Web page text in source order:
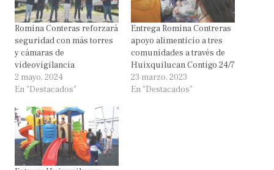
Romina Conteras reforzará
seguridad con más torres
y cámaras de
videovigilancia
2 mayo, 2024
En "Destacados"
Entrega Romina Contreras
apoyo alimenticio a tres
comunidades a través de
Huixquilucan Contigo 24/7
23 marzo, 2023
En "Destacados"